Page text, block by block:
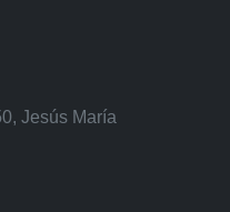
Jesús María